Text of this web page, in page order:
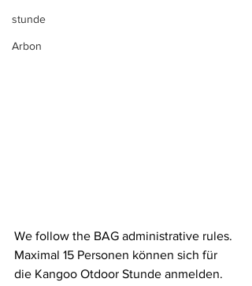
stunde
Arbon
We follow the BAG administrative rules.
Maximal 15 Personen können sich für
die Kangoo Otdoor Stunde anmelden.